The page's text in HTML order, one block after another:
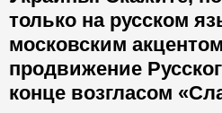
только на русском
московским
продвижение
конце возгласом